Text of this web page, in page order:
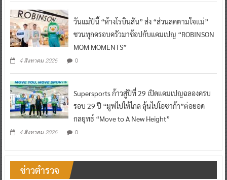
วันแม่ปีนี้ “ห้างโรบินสัน” ส่ง “ส่วนลดตามใจแม่”
ชวนทุกครอบครัวมาช้อปกับแคมเปญ “ROBINSON
MOM MOMENTS”
4 สิงหาคม 2026 0
Supersports ก้าวสู่ปีที่ 29 เปิดแคมเปญฉลองครบ
รอบ 29 ปี “มูฟไปให้ไกล ลุ้นไปโอซาก้า”ต่อยอด
กลยุทธ์ “Move to A New Height”
4 สิงหาคม 2026 0
ข่าวตำรวจ